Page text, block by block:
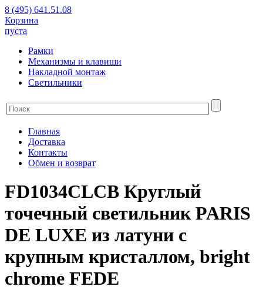
8 (495) 641.51.08
Корзина
пуста
Рамки
Механизмы и клавиши
Накладной монтаж
Светильники
Главная
Доставка
Контакты
Обмен и возврат
FD1034CLCB Круглый
точечный светильник PARIS
DE LUXE из латуни с
крупным кристаллом, bright
chrome FEDE